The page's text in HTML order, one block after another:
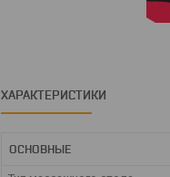
ХАРАКТЕРИСТИКИ
ОСНОВНЫЕ